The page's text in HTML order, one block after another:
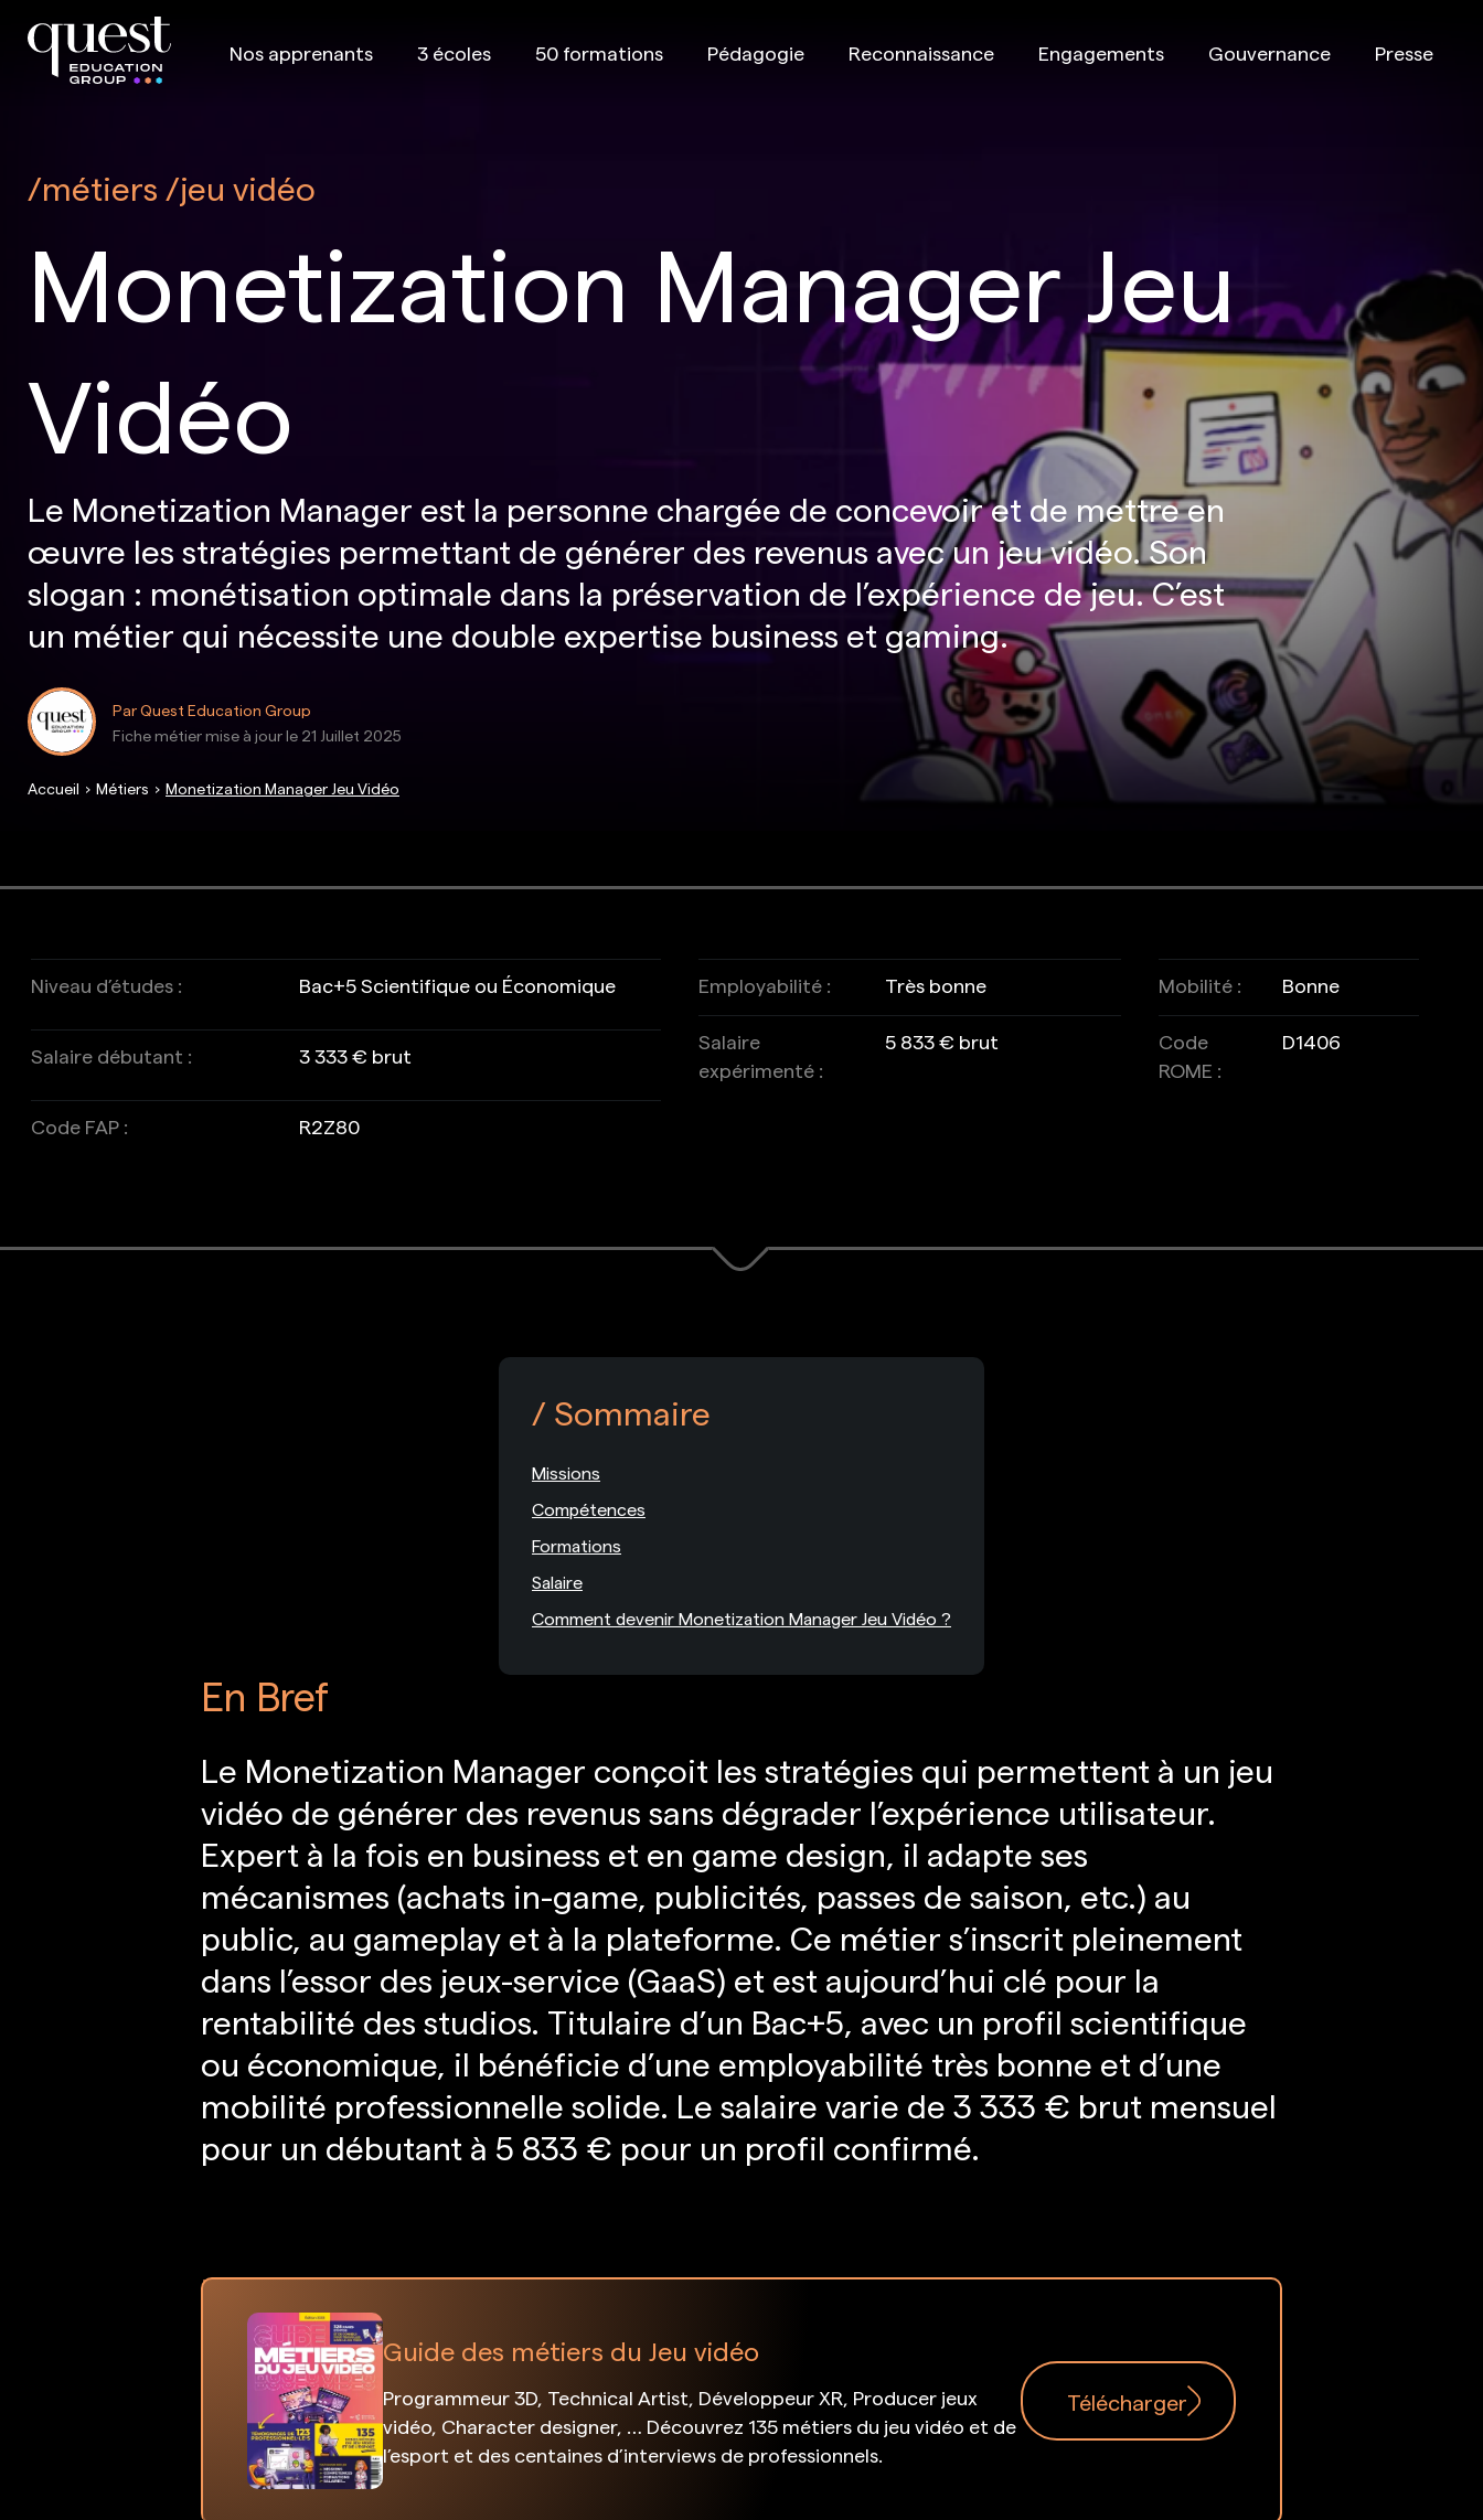
Nos apprenants 3 écoles 50 formations Pédagogie Reconnaissance Engagements Gouvernance Presse
métiers jeu vidéo
Monetization Manager Jeu
Vidéo
Le Monetization Manager est la personne chargée de concevoir et de mettre en
œuvre les stratégies permettant de générer des revenus avec un jeu vidéo. Son
slogan : monétisation optimale dans la préservation de l’expérience de jeu. C’est
un métier qui nécessite une double expertise business et gaming.
Par Quest Education Group
Fiche métier mise à jour le 21 Juillet 2025
Accueil Métiers Monetization Manager Jeu Vidéo
Niveau d’études : Bac+5 Scientifique ou Économique Employabilité : Très bonne Mobilité : Bonne
Salaire débutant : 3 333 € brut
Salaire
expérimenté :
5 833 € brut
Code
ROME :
D1406
Code FAP : R2Z80
En Bref
Le Monetization Manager conçoit les stratégies qui permettent à un jeu
vidéo de générer des revenus sans dégrader l’expérience utilisateur.
Expert à la fois en business et en game design, il adapte ses
mécanismes (achats in-game, publicités, passes de saison, etc.) au
public, au gameplay et à la plateforme. Ce métier s’inscrit pleinement
dans l’essor des jeux-service (GaaS) et est aujourd’hui clé pour la
rentabilité des studios. Titulaire d’un Bac+5, avec un profil scientifique
ou économique, il bénéficie d’une employabilité très bonne et d’une
mobilité professionnelle solide. Le salaire varie de 3 333 € brut mensuel
pour un débutant à 5 833 € pour un profil confirmé.
Guide des métiers du Jeu vidéo
Programmeur 3D, Technical Artist, Développeur XR, Producer jeux
vidéo, Character designer, … Découvrez 135 métiers du jeu vidéo et de
l’esport et des centaines d’interviews de professionnels.
Télécharger
Sommaire
Missions
Compétences
Formations
Salaire
Comment devenir Monetization Manager Jeu Vidéo ?